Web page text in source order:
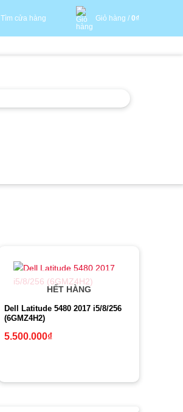
Tìm cửa hàng Giỏ hàng / 0₫
HẾT HÀNG
Dell Latitude 5480 2017 i5/8/256
(6GMZ4H2)
5.500.000₫